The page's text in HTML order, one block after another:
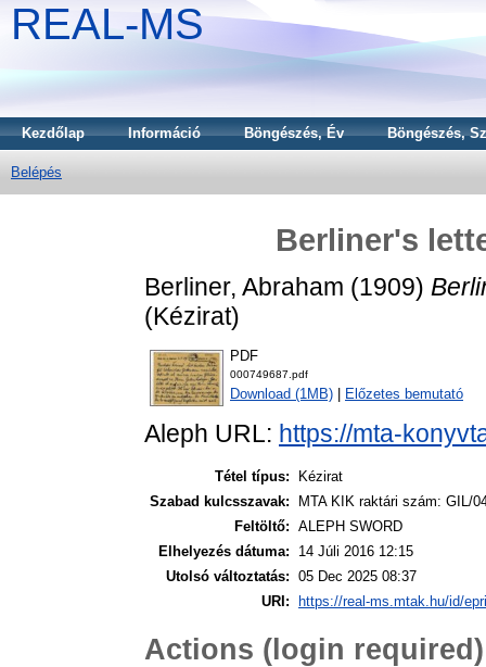
REAL-MS
Kezdőlap Információ Böngészés, Év Böngészés,
Belépés
Berliner's
Berliner, Abraham (1909)
(Kézirat)
PDF
000749687.pdf
Download (1MB) Előzetes bemutató
Aleph URL: https://mta-
Tétel típus:
Kézirat
Szabad kulcsszavak:
MTA KIK raktári szám: GIL/
Feltöltő: ALEPH SWORD
Elhelyezés dátuma:
14 Júli 2016 12:15
Utolsó változtatás: 05 Dec 2025 08:37
URI:
https://real-ms.mtak.hu/id/
Actions (login required)